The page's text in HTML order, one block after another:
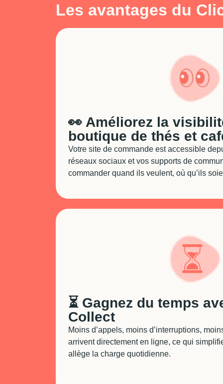
Les avantages du
👀 Améliorez la
boutique de thés et
Votre site de commande est accessible
réseaux sociaux et vos supports de
commander quand ils veulent, où qu’ils
⏳ Gagnez du temps
Collect
Moins d’appels, moins d’interruptions,
arrivent directement en ligne, ce qui
allège la charge quotidienne.